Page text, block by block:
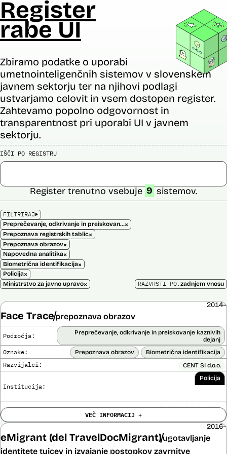
Register
rabe UI
Zbiramo podatke o uporabi
umetnointeligenčnih sistemov v slovenskem
javnem sektorju ter na njihovi podlagi
ustvarjamo celovit in vsem dostopen register.
Zahtevamo popolno odgovornost in
transparentnost pri uporabi UI v javnem
sektorju.
IŠČI PO REGISTRU
FILTRIRAJ
Preprečevanje, odkrivanje in preiskovanje kaznivih dejanj×
Prepoznava registrskih tablic×
Prepoznava obrazov×
Napovedna analitika×
Biometrična identifikacija×
Policija×
Ministrstvo za javno upravo×
Register trenutno vsebuje 9 sistemov.
RAZVRSTI PO:zadnjem vnosu
Face Traceprepoznava obrazov
2014–
Področja:
Preprečevanje, odkrivanje in preiskovanje kaznivih
dejanj
Oznake: Prepoznava obrazov Biometrična identifikacija
Razvijalci: CENT SI d.o.o.
Institucija:
Policija
Cena: 39.650,00 EUR z DDV
Trajanje
licence:
Ni časovno omejena
Analiza učinka na človekove pravice
opravljena:
Analiza učinka na osebne podatke opravljena:
VEČ INFORMACIJ +
eMigrant (del TravelDocMigrant)ugotavljanje
identitete tujcev in izvajanje postopkov zavrnitve
2016–